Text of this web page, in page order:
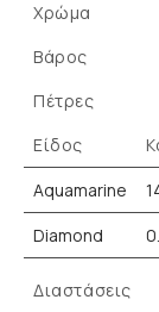
Χρώμα
Βάρος
Πέτρες
Είδος
Aquamarine
Diamond
Διαστάσεις